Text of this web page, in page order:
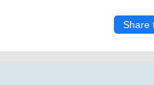
Share